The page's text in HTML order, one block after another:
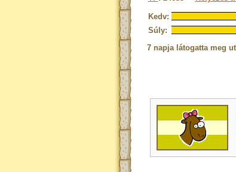
Kedv:
Súly:
7 napja látogatta meg